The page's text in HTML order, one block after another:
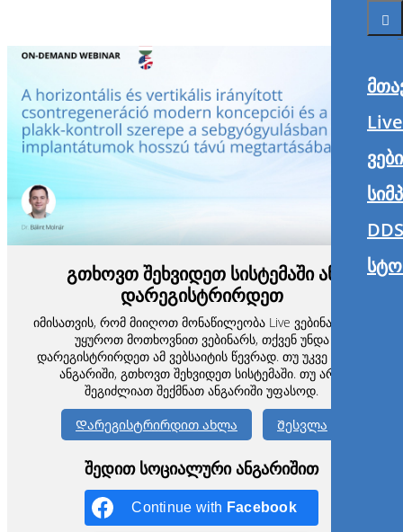
გთხოვთ შეხვიდეთ სისტემაში ან
დარეგისტრირდეთ
იმისათვის, რომ მიიღოთ მონაწილეობა Live ვებინარში ან
უყუროთ მოთხოვნით ვებინარს, თქვენ უნდა
დარეგისტრირდეთ ამ ვებსაიტის წევრად. თუ უკვე გაქვთ
ანგარიში, გთხოვთ შეხვიდეთ სისტემაში. თუ არა,
შეგიძლიათ შექმნათ ანგარიში უფასოდ.
Დარეგისტრირდით ახლა
Შესვლა
შედით სოციალური ანგარიშით
Continue with Facebook